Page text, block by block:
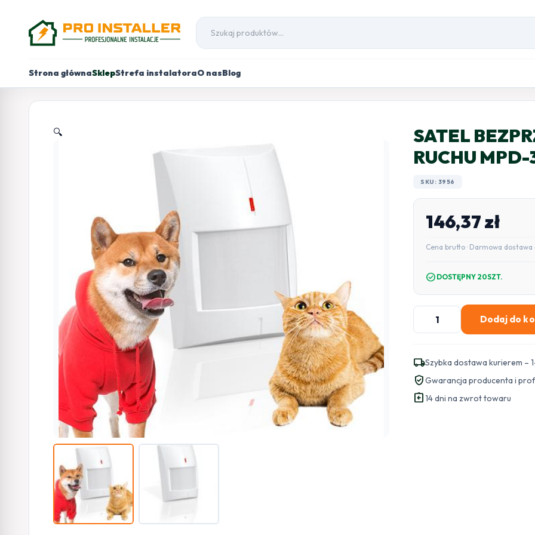
Strona głównaSklepStrefa instalatoraO nasBlog
🔍
SATEL
RUCHU
SKU: 3956
146,37zł
Cena brutto · Darmowa dostawa
check_circle DOSTĘPNY 20SZT.
ilość
SATEL
CZUJKA
RUCHU
MPD-
300
Dodaj do
local_shippingSzybka dostawa kurierem –
verified_userGwarancja producenta i
assignment_return14 dni na zwrot towaru